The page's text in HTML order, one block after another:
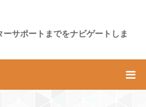
サポートまでをナビゲートしま